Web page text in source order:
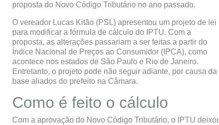
proposta do Novo Código Tributário no ano passado.
O vereador Lucas Kitão (PSL) apresentou um projeto de lei
para modificar a fórmula de cálculo do IPTU. Com a
proposta, as alterações passariam a ser feitas a partir do
Índice Nacional de Preços ao Consumidor (IPCA), como
acontece nos estados de São Paulo e Rio de Janeiro.
Entretanto, o projeto pode não seguir adiante, por causa da
base aliados do prefeito na Câmara.
Como é feito o cálculo
Com a aprovação do Novo Código Tributário, o IPTU